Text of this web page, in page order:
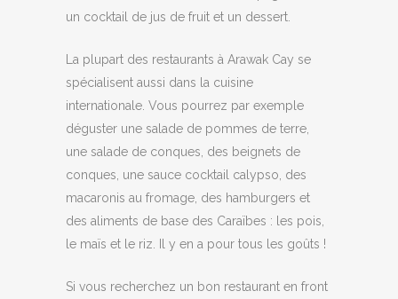
un cocktail de jus de fruit et un dessert.
La plupart des restaurants à Arawak Cay se
spécialisent aussi dans la cuisine
internationale. Vous pourrez par exemple
déguster une salade de pommes de terre,
une salade de conques, des beignets de
conques, une sauce cocktail calypso, des
macaronis au fromage, des hamburgers et
des aliments de base des Caraïbes : les pois,
le maïs et le riz. Il y en a pour tous les goûts !
Si vous recherchez un bon restaurant en front